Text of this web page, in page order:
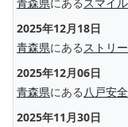
2025年12月18日
青森県にあるストリ
2025年12月06日
青森県にある 八戸安
2025年11月30日